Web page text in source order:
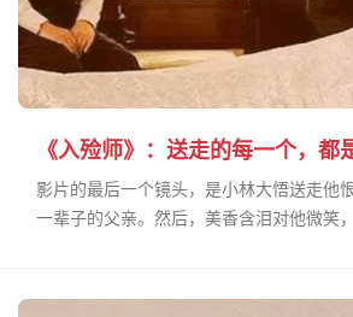
《入殓师》：送走的每一个，都
影片的最后一个镜头，是小林大悟送走他
一辈子的父亲。然后，美香含泪对他微笑